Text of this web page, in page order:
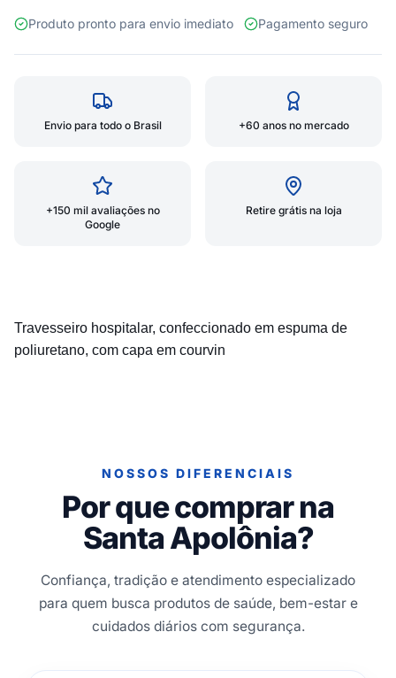
Produto pronto para envio imediato Pagamento seguro
Envio para todo o Brasil +60 anos no mercado
+150 mil avaliações no
Google
Retire grátis na loja
Travesseiro hospitalar, confeccionado em espuma de
poliuretano, com capa em courvin
NOSSOS DIFERENCIAIS
Por que comprar na
Santa Apolônia?
Confiança, tradição e atendimento especializado
para quem busca produtos de saúde, bem-estar e
cuidados diários com segurança.